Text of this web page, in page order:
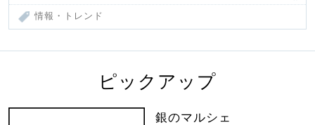
情報・トレンド
ピックアップ
銀のマルシェ